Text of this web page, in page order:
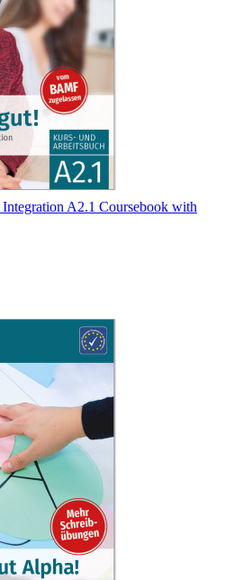
A2.1 Coursebook with